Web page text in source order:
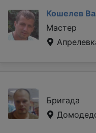
Кошелев
Мастер
Бригада